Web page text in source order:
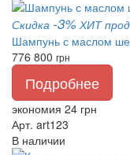
Скидка -3% ХИТ
Шампунь с маслом
776 800 грн
Подробнее
экономия 24 грн
Арт. art123
В наличии